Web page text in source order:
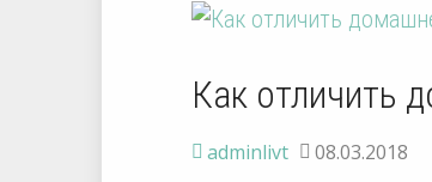
Как отличить
adminlivt 08.03.2018